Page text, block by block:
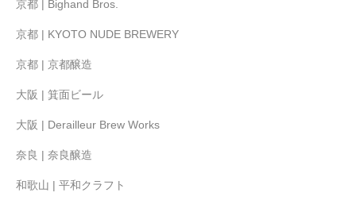
京都 | Bighand Bros.
京都 | KYOTO NUDE BREWERY
京都 | 京都醸造
大阪 | 箕面ビール
大阪 | Derailleur Brew Works
奈良 | 奈良醸造
和歌山 | 平和クラフト